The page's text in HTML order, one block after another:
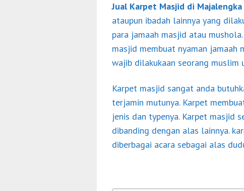
Jual Karpet Masjid di Majalengka
ataupun ibadah lainnya yang
para jamaah masjid atau
masjid membuat nyaman jamaah
wajib dilakukaan seorang muslim
Karpet masjid sangat anda
terjamin mutunya. Karpet
jenis dan typenya. Karpet masjid
dibanding dengan alas lainnya.
diberbagai acara sebagai alas